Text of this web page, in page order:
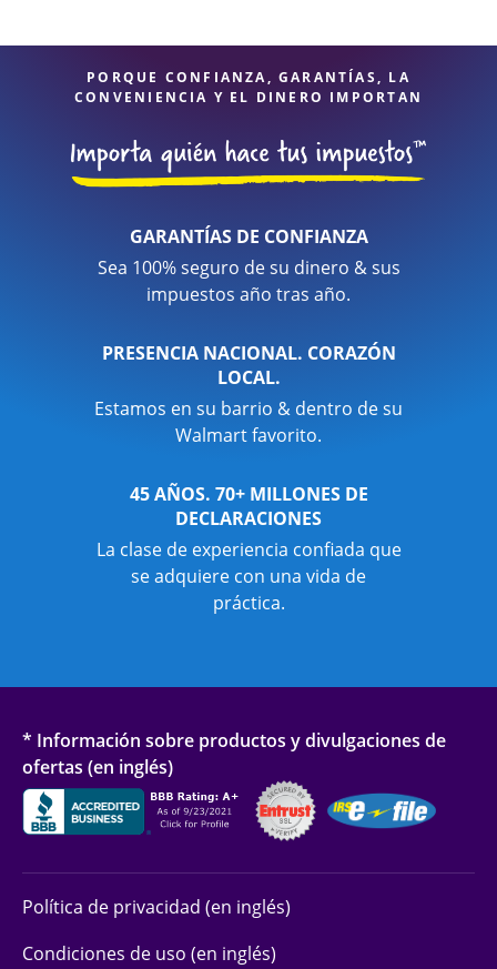
PORQUE CONFIANZA, GARANTÍAS, LA
CONVENIENCIA Y EL DINERO IMPORTAN
GARANTÍAS DE CONFIANZA
Sea 100% seguro de su dinero & sus
impuestos año tras año.
PRESENCIA NACIONAL. CORAZÓN
LOCAL.
Estamos en su barrio & dentro de su
Walmart favorito.
45 AÑOS. 70+ MILLONES DE
DECLARACIONES
La clase de experiencia confiada que
se adquiere con una vida de
práctica.
* Información sobre productos y divulgaciones de
ofertas (en inglés)
Política de privacidad (en inglés)
Condiciones de uso (en inglés)